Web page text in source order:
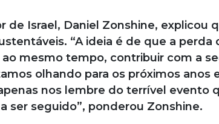
de Israel, Daniel Zonshine, explicou
“A ideia é de que a
ao mesmo tempo, contribuir com a
olhando para os próximos anos
nos lembre do terrível evento
ser seguido”, ponderou Zonshine.